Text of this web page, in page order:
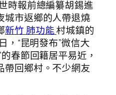
時報前總編纂胡錫進
城市返鄉的人帶退燒
新竹 肺功能村城鎮的
，“昆明發布”微信大
春節回籍居平易近，
帶回鄉村。不少網友